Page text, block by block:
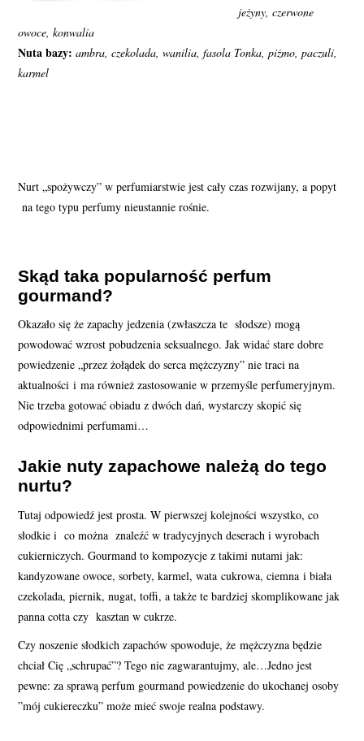
jeżyny, czerwone
owoce, konwalia
Nuta bazy: ambra, czekolada, wanilia, fasola Tonka, piżmo, paczuli,
karmel
Nurt „spożywczy” w perfumiarstwie jest cały czas rozwijany, a popyt
na tego typu perfumy nieustannie rośnie.
Skąd taka popularność perfum
gourmand?
Okazało się że zapachy jedzenia (zwłaszcza te słodsze) mogą
powodować wzrost pobudzenia seksualnego. Jak widać stare dobre
powiedzenie „przez żołądek do serca mężczyzny” nie traci na
aktualności i ma również zastosowanie w przemyśle perfumeryjnym.
Nie trzeba gotować obiadu z dwóch dań, wystarczy skopić się
odpowiednimi perfumami…
Jakie nuty zapachowe należą do tego
nurtu?
Tutaj odpowiedź jest prosta. W pierwszej kolejności wszystko, co
słodkie i co można znaleźć w tradycyjnych deserach i wyrobach
cukierniczych. Gourmand to kompozycje z takimi nutami jak:
kandyzowane owoce, sorbety, karmel, wata cukrowa, ciemna i biała
czekolada, piernik, nugat, toffi, a także te bardziej skomplikowane jak
panna cotta czy kasztan w cukrze.
Czy noszenie słodkich zapachów spowoduje, że mężczyzna będzie
chciał Cię „schrupać”? Tego nie zagwarantujmy, ale…Jedno jest
pewne: za sprawą perfum gourmand powiedzenie do ukochanej osoby
”mój cukiereczku” może mieć swoje realna podstawy.